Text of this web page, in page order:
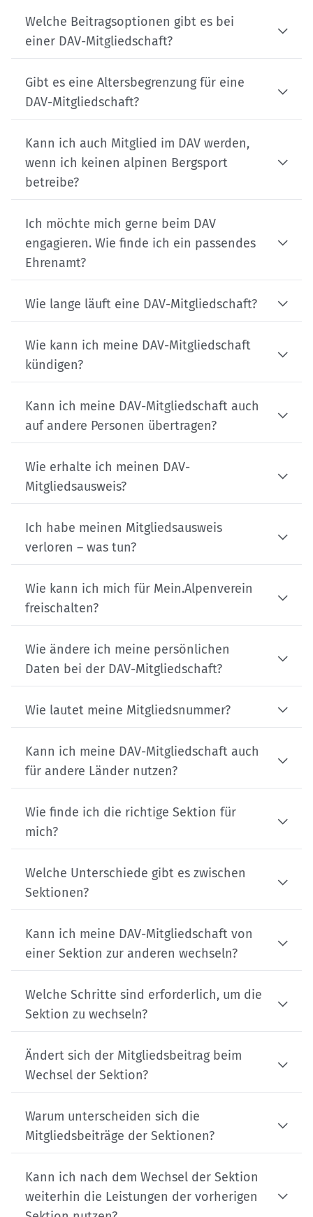
Welche Beitragsoptionen gibt es bei
einer DAV-Mitgliedschaft?
Gibt es eine Altersbegrenzung für eine
DAV-Mitgliedschaft?
Kann ich auch Mitglied im DAV werden,
wenn ich keinen alpinen Bergsport
betreibe?
Ich möchte mich gerne beim DAV
engagieren. Wie finde ich ein passendes
Ehrenamt?
Wie lange läuft eine DAV-Mitgliedschaft?
Wie kann ich meine DAV-Mitgliedschaft
kündigen?
Kann ich meine DAV-Mitgliedschaft auch
auf andere Personen übertragen?
Wie erhalte ich meinen DAV-
Mitgliedsausweis?
Ich habe meinen Mitgliedsausweis
verloren – was tun?
Wie kann ich mich für Mein.Alpenverein
freischalten?
Wie ändere ich meine persönlichen
Daten bei der DAV-Mitgliedschaft?
Wie lautet meine Mitgliedsnummer?
Kann ich meine DAV-Mitgliedschaft auch
für andere Länder nutzen?
Wie finde ich die richtige Sektion für
mich?
Welche Unterschiede gibt es zwischen
Sektionen?
Kann ich meine DAV-Mitgliedschaft von
einer Sektion zur anderen wechseln?
Welche Schritte sind erforderlich, um die
Sektion zu wechseln?
Ändert sich der Mitgliedsbeitrag beim
Wechsel der Sektion?
Warum unterscheiden sich die
Mitgliedsbeiträge der Sektionen?
Kann ich nach dem Wechsel der Sektion
weiterhin die Leistungen der vorherigen